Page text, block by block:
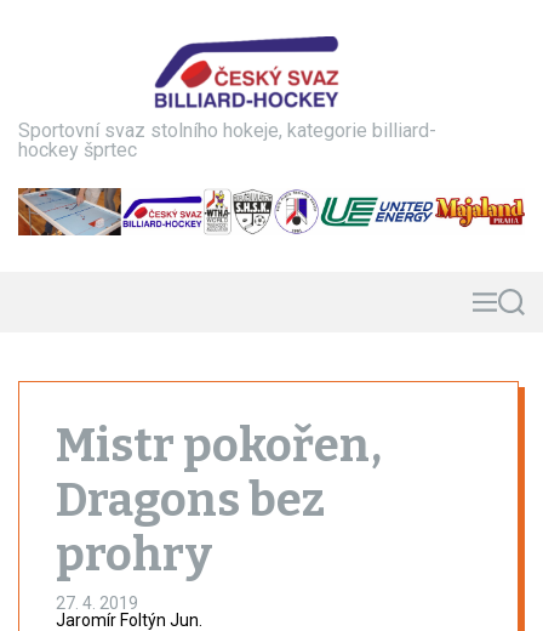
Sportovní svaz stolního hokeje, kategorie billiard-
hockey šprtec
MS
Mistr pokořen,
Dragons bez
prohry
27. 4. 2019
Jaromír Foltýn Jun.